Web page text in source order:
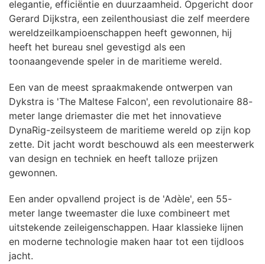
elegantie, efficiëntie en duurzaamheid. Opgericht door
Gerard Dijkstra, een zeilenthousiast die zelf meerdere
wereldzeilkampioenschappen heeft gewonnen, hij
heeft het bureau snel gevestigd als een
toonaangevende speler in de maritieme wereld.
Een van de meest spraakmakende ontwerpen van
Dykstra is 'The Maltese Falcon', een revolutionaire 88-
meter lange driemaster die met het innovatieve
DynaRig-zeilsysteem de maritieme wereld op zijn kop
zette. Dit jacht wordt beschouwd als een meesterwerk
van design en techniek en heeft talloze prijzen
gewonnen.
Een ander opvallend project is de 'Adèle', een 55-
meter lange tweemaster die luxe combineert met
uitstekende zeileigenschappen. Haar klassieke lijnen
en moderne technologie maken haar tot een tijdloos
jacht.